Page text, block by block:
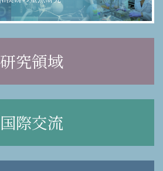
研究領域
国際交流